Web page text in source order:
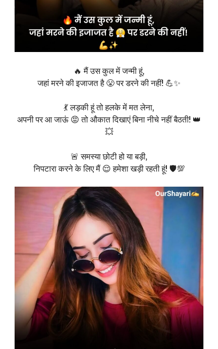
🔥 मैं उस कुल में जन्मी हूं,
जहां मरने की इजाजत है 😤 पर डरने की नहीं! 💪✨
💃 लड़की हूं तो हलके में मत लेना,
अपनी पर आ जाऊं 😡 तो औकात दिखाएं बिना नीचे नहीं बैठती! 👑
💥
🚨 समस्या छोटी हो या बड़ी,
निपटारा करने के लिए मैं 😌 हमेशा खड़ी रहती हूं! 🛡️💯